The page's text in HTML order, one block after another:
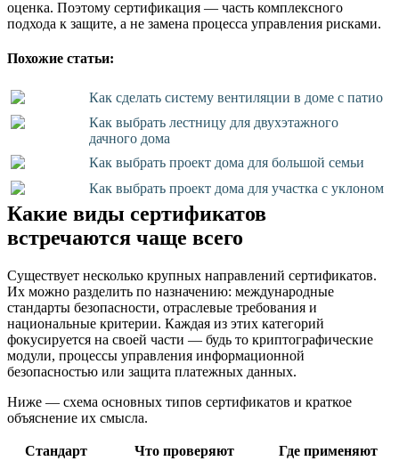
оценка. Поэтому сертификация — часть комплексного
подхода к защите, а не замена процесса управления рисками.
Похожие статьи:
Как сделать систему вентиляции в доме с патио
Как выбрать лестницу для двухэтажного
дачного дома
Как выбрать проект дома для большой семьи
Как выбрать проект дома для участка с уклоном
Какие виды сертификатов
встречаются чаще всего
Существует несколько крупных направлений сертификатов.
Их можно разделить по назначению: международные
стандарты безопасности, отраслевые требования и
национальные критерии. Каждая из этих категорий
фокусируется на своей части — будь то криптографические
модули, процессы управления информационной
безопасностью или защита платежных данных.
Ниже — схема основных типов сертификатов и краткое
объяснение их смысла.
Стандарт Что проверяют Где применяют